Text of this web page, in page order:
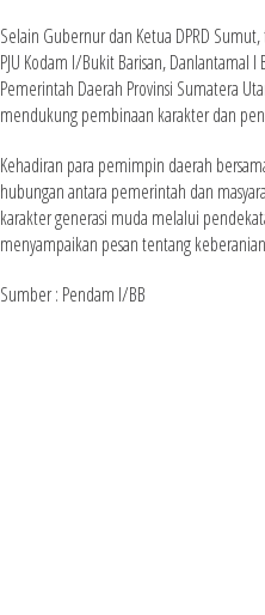
Selain Gubernur dan Ketua DPRD
PJU Kodam I/Bukit Barisan, Danlantamal
Pemerintah Daerah Provinsi Sumatera
mendukung pembinaan karakter dan
Kehadiran para pemimpin daerah
hubungan antara pemerintah dan
karakter generasi muda melalui
menyampaikan pesan tentang
Sumber : Pendam I/BB